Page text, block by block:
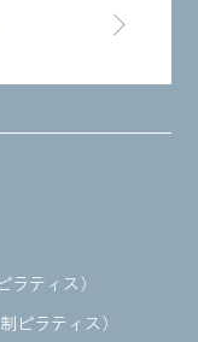
ティス）
ピラティス）